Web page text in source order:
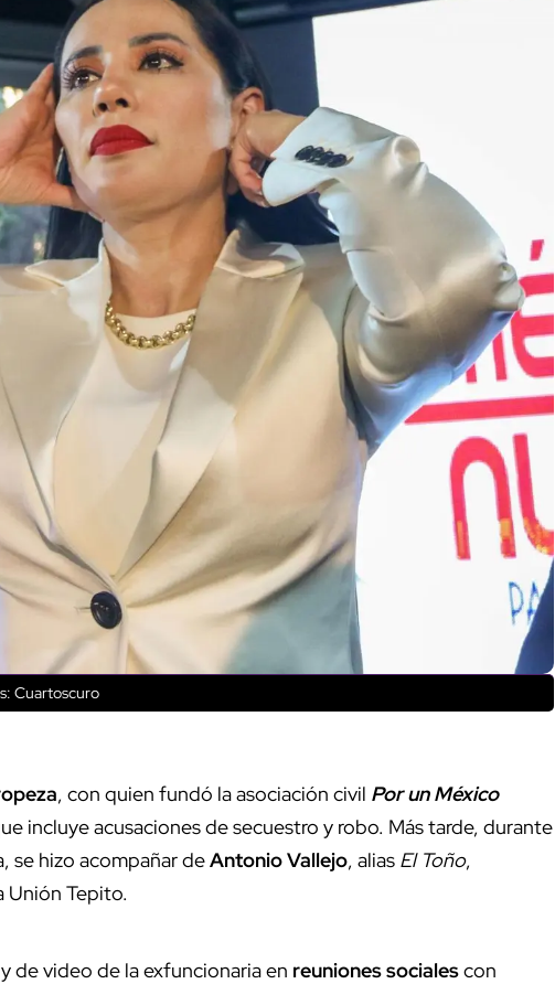
Cuartoscuro
, con quien fundó la asociación civil Por un México
incluye acusaciones de secuestro y robo. Más tarde, durante
se hizo acompañar deAntonio Vallejo, alias El Toño,
Tepito.
y de video de la exfuncionaria en reuniones socialescon